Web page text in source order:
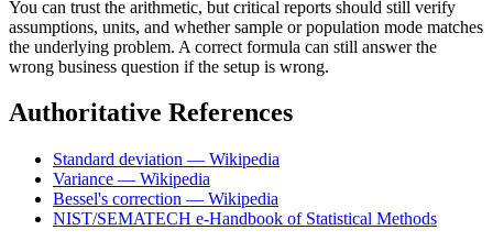
You can trust the arithmetic, but critical reports should still verify
assumptions, units, and whether sample or population mode matches
the underlying problem. A correct formula can still answer the
wrong business question if the setup is wrong.
Authoritative References
Standard deviation — Wikipedia
Variance — Wikipedia
Bessel's correction — Wikipedia
NIST/SEMATECH e-Handbook of Statistical Methods